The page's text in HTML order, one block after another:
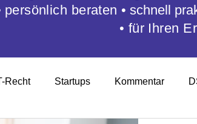
persönlich beraten • schnell
• für Ihren
Recht Startups Kommentar